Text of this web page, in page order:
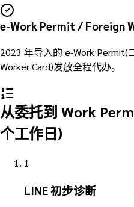
e-Work Permit / Foreign
2023 年导入的 e-Work Permit(
Worker Card)发放全程代办。
从委托到 Work
个工作日)
1
LINE 初步诊断